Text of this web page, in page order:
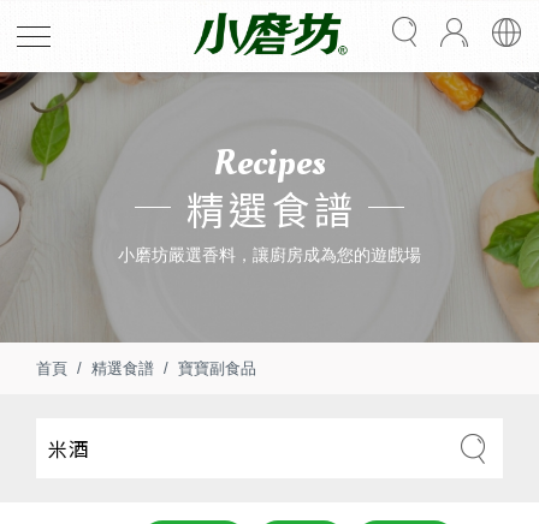
Recipes
精選食譜
小磨坊嚴選香料，讓廚房成為您的遊戲場
首頁 精選食譜 寶寶副食品